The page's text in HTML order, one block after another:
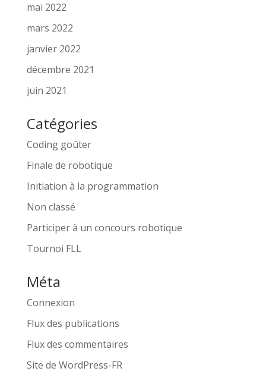
mai 2022
mars 2022
janvier 2022
décembre 2021
juin 2021
Catégories
Coding goûter
Finale de robotique
Initiation à la programmation
Non classé
Participer à un concours robotique
Tournoi FLL
Méta
Connexion
Flux des publications
Flux des commentaires
Site de WordPress-FR